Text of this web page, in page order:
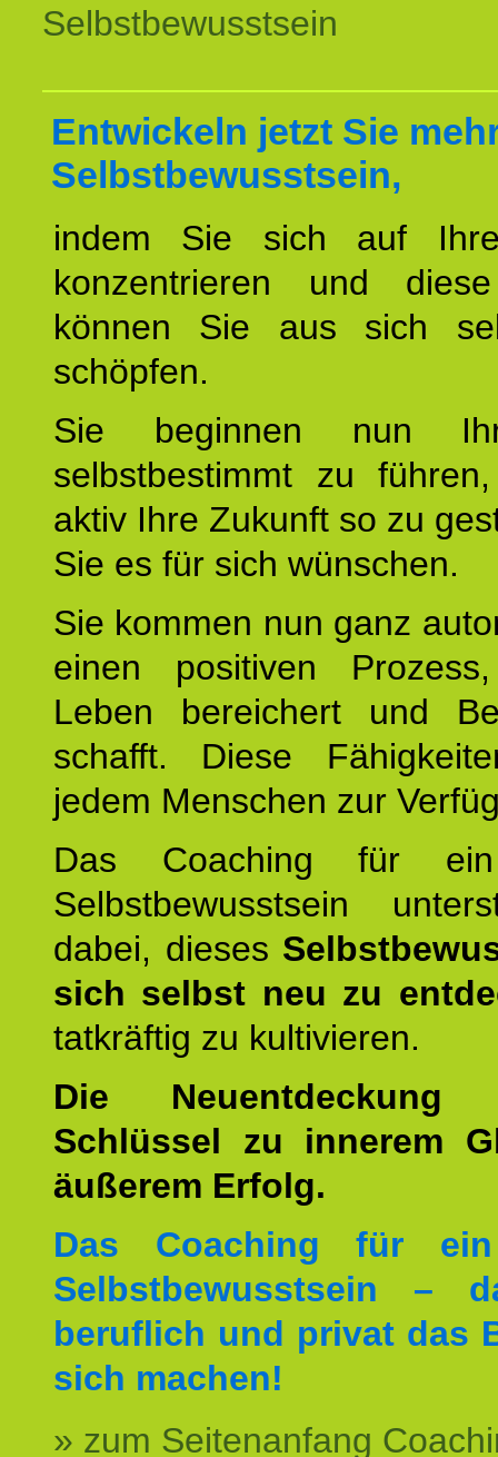
Selbstbewusstsein
Entwickeln jetzt Sie
Selbstbewusstsein,
indem Sie sich auf
konzentrieren und
können Sie aus sich
schöpfen.
Sie beginnen nun
selbstbestimmt zu
aktiv Ihre Zukunft so zu
Sie es für sich wünschen.
Sie kommen nun ganz
einen positiven
Leben bereichert und
schafft. Diese
jedem Menschen zur
Das Coaching für
Selbstbewusstsein
dabei, dieses
sich selbst neu zu
tatkräftig zu kultivieren.
Die
Schlüssel zu innerem
äußerem Erfolg.
Das Coaching für
Selbstbewusstsein –
beruflich und privat das
sich machen!
» zum Seitenanfang